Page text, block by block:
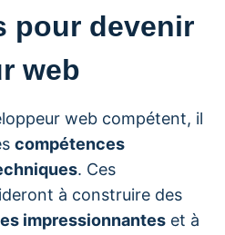
pour devenir
web
web compétent, il
compétences
. Ces
à construire des
impressionnantes et à